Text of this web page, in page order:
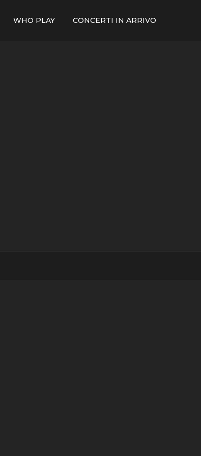
WHO PLAY CONCERTI IN ARRIVO